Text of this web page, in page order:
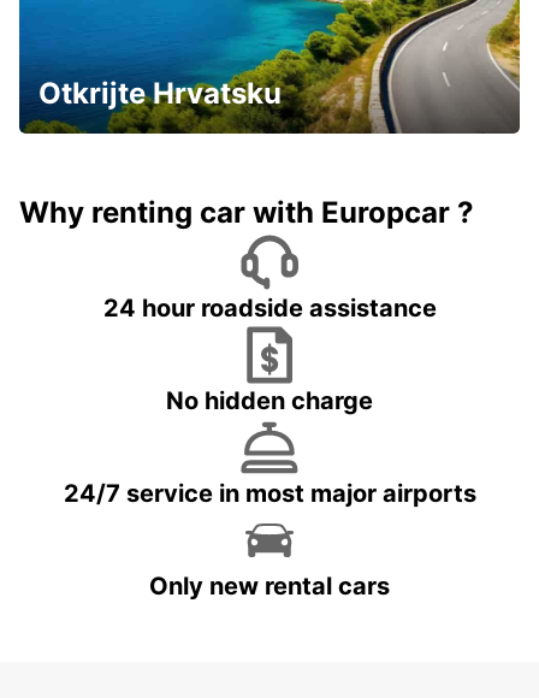
Otkrijte Hrvatsku
Why renting car with Europcar ?
24 hour roadside assistance
No hidden charge
24/7 service in most major airports
Only new rental cars